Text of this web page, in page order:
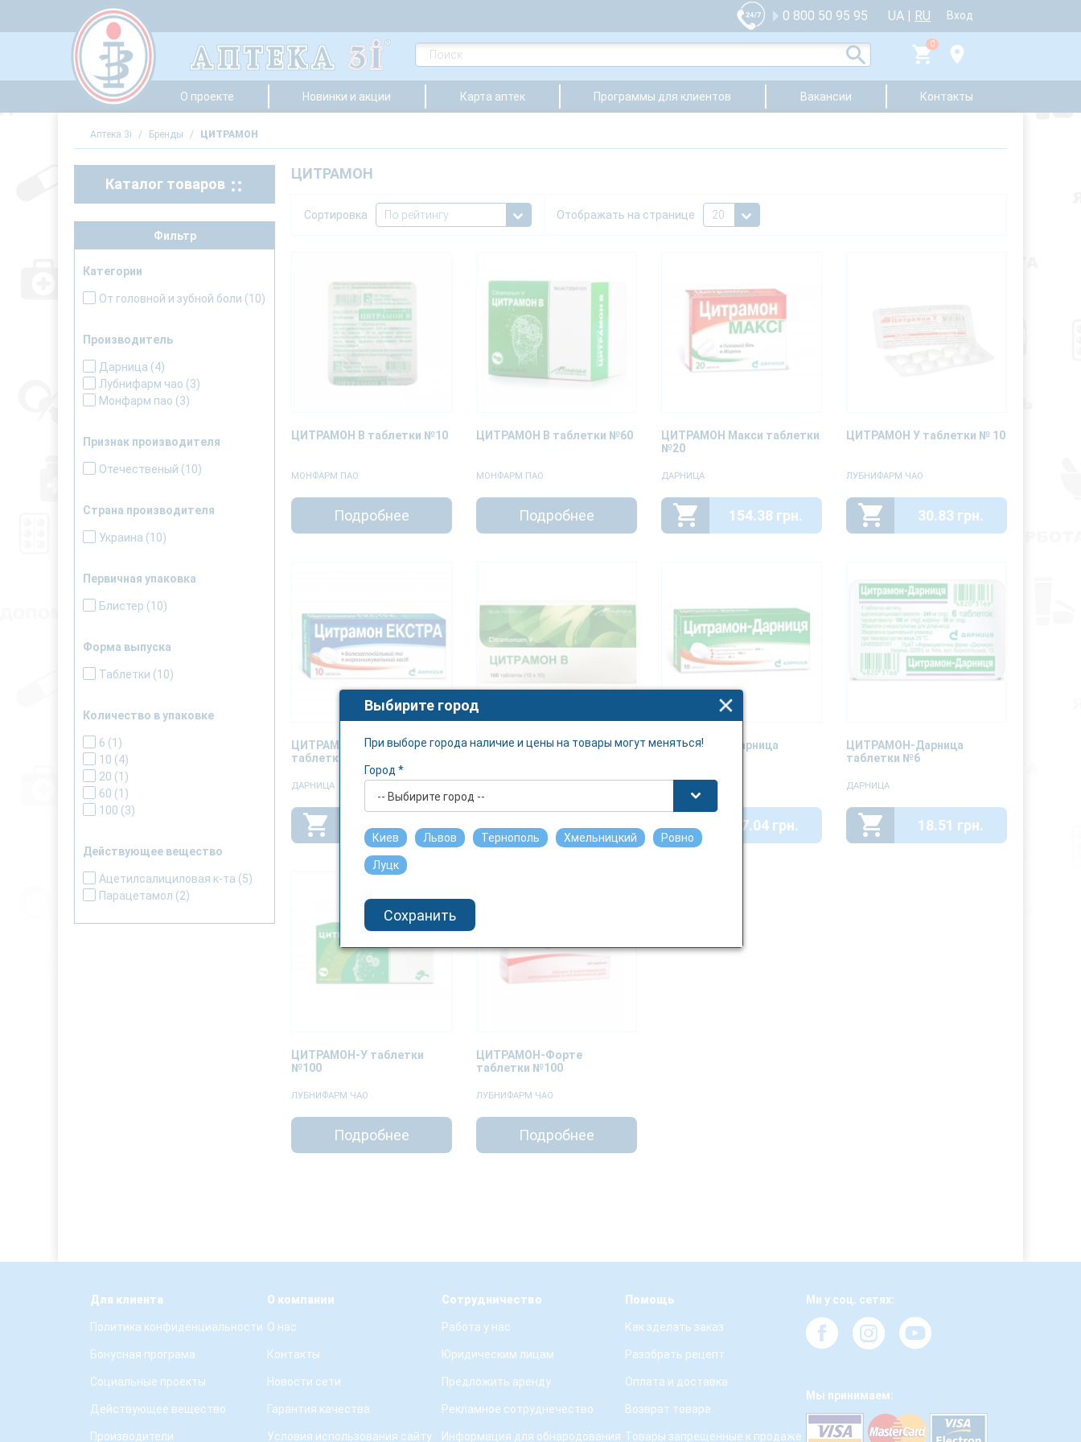
0 800 50 95 95 UA | RU Вход
0
О проекте Новинки и акции Карта аптек Программы для клиентов Вакансии Контакты
Аптека 3i / Бренды / ЦИТРАМОН
Каталог товаров
Фильтр
Категории
От головной и зубной боли (10)
Производитель
Дарница (4)
Лубнифарм чао (3)
Монфарм пао (3)
Признак производителя
Отечественый (10)
Страна производителя
Украина (10)
Первичная упаковка
Блистер (10)
Форма выпуска
Таблетки (10)
Количество в упаковке
6 (1)
10 (4)
20 (1)
60 (1)
100 (3)
Действующее вещество
Ацетилсалициловая к-та (5)
Парацетамол (2)
ЦИТРАМОН
Сортировка Отображать на странице
ЦИТРАМОН В таблетки №10
МОНФАРМ ПАО
Подробнее
ЦИТРАМОН В таблетки №60
МОНФАРМ ПАО
Подробнее
ЦИТРАМОН Макси таблетки
№20
ДАРНИЦА
154.38 грн.
ЦИТРАМОН У таблетки № 10
ЛУБНИФАРМ ЧАО
30.83 грн.
ЦИТРАМОН Экстра
таблетки №10
ДАРНИЦА
87.43 грн.
ЦИТРАМОН-В таблетки
Подробнее
ЦИТРАМОН-Дарница
37.04 грн.
ЦИТРАМОН-Дарница
таблетки №6
ДАРНИЦА
18.51 грн.
ЦИТРАМОН-У таблетки
№100
ЛУБНИФАРМ ЧАО
Подробнее
ЦИТРАМОН-Форте
таблетки №100
ЛУБНИФАРМ ЧАО
Подробнее
Для клиента
Политика конфиденциальности
Бонусная програма
Социальные проекты
Действующее вещество
Производители
О компании
О нас
Контакты
Новости сети
Гарантия качества
Условия использования сайту
Сотрудничество
Работа у нас
Юридическим лицам
Предложить аренду
Рекламное сотруднечество
Информация для обнародования
Помощь
Как зделать заказ
Разобрать рецепт
Оплата и доставка
Возврат товара
Товары запрещенные к продаже
Ми у соц. сетях:
Мы принимаем:
Выбирите город
При выборе города наличие и цены на товары могут меняться!
Город *
-- Выбирите город --
Киев Львов Тернополь Хмельницкий Ровно
Луцк
Сохранить